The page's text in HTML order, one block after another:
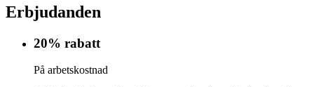
Erbjudanden
20% rabatt
På arbetskostnad